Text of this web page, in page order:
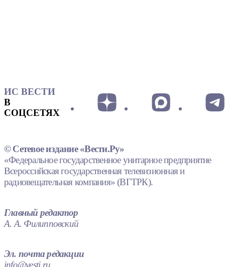
ИС ВЕСТИ
В
СОЦСЕТЯХ
© Сетевое издание «Вести.Ру»
«Федеральное государственное унитарное предприятие
Всероссийская государственная телевизионная и
радиовещательная компания» (ВГТРК).
Главный редактор
А. А. Филипповский
Эл. почта редакции
info@vesti.ru